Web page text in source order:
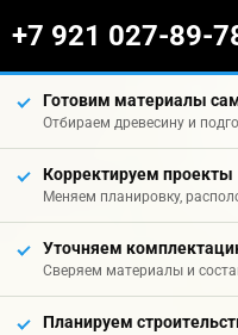
+7 921 027-89-
Готовим материалы
Отбираем древесину и
Корректируем проекты
Меняем планировку,
Уточняем
Сверяем материалы и
Планируем